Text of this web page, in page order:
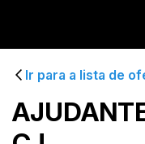
Ir para a lista de